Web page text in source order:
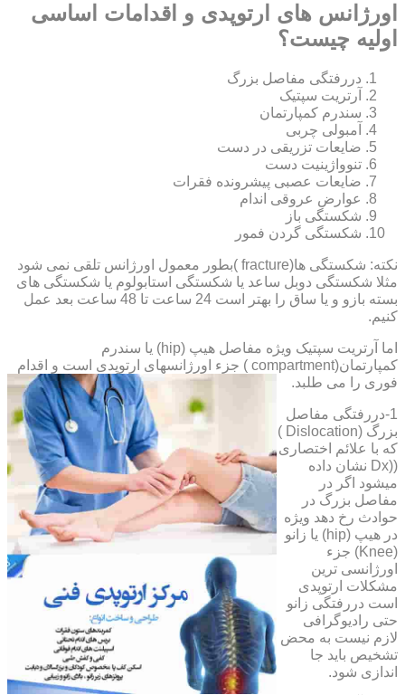
اورژانس های ارتوپدی و اقدامات اساسی
اولیه چیست؟
دررفتگی مفاصل بزرگ
آرتریت سپتیک
سندرم کمپارتمان
آمبولی چربی
ضایعات تزریقی در دست
تنوواژینیت دست
ضایعات عصبی پیشرونده فقرات
عوارض عروقی اندام
شکستگی باز
شکستگی گردن فمور
نکته: شکستگی ها(fracture )بطور معمول اورژانس تلقی نمی شود
مثلا شکستگی دوبل ساعد یا شکستگی استابولوم یا شکستگی های
بسته بازو و یا ساق را بهتر است 24 ساعت تا 48 ساعت بعد عمل
کنیم.
اما آرتریت سپتیک ویژه مفاصل هیپ (hip) یا سندرم
کمپارتمان(compartment ) جزء اورژانسهای ارتوپدی است و اقدام
فوری را می طلبد.
1-دررفتگی مفاصل
بزرگ (Dislocation )
که با علائم اختصاری
((Dx نشان داده
میشود اگر در
مفاصل بزرگ در
حوادث رخ دهد ویژه
در هیپ (hip) یا زانو
(Knee) جزء
اورژانسی ترین
مشکلات ارتوپدی
است دررفتگی زانو
حتی رادیوگرافی
لازم نیست به محض
تشخیص باید جا
اندازی شود.